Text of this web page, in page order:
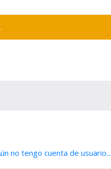
no tengo cuenta de usuario...